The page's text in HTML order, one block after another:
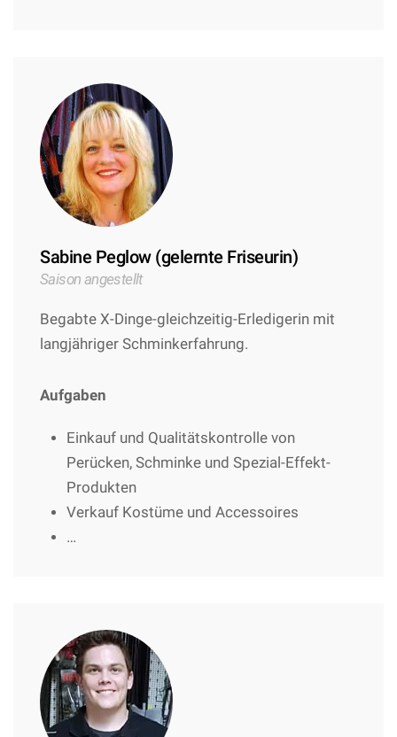
Sabine Peglow (gelernte Friseurin)
Saison angestellt
Begabte X-Dinge-gleichzeitig-Erledigerin mit
langjähriger Schminkerfahrung.
Aufgaben
Einkauf und Qualitätskontrolle von
Perücken, Schminke und Spezial-Effekt-
Produkten
Verkauf Kostüme und Accessoires
…